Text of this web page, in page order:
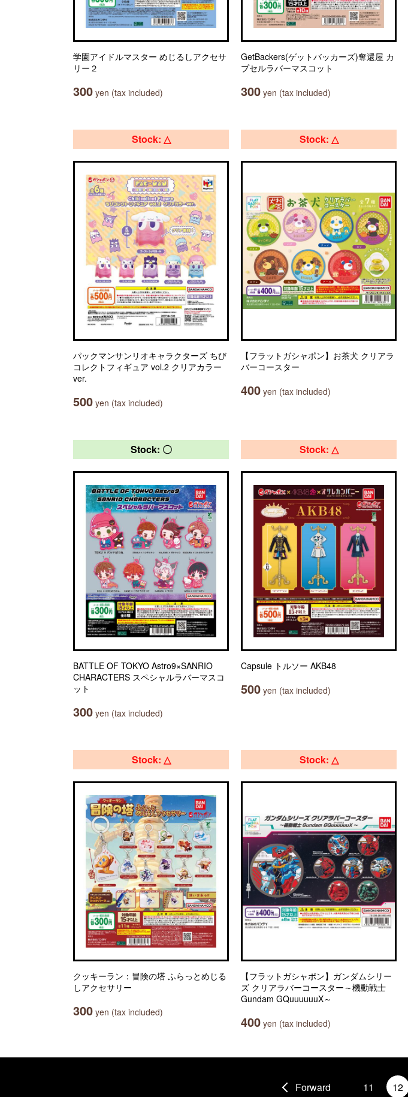
学園アイドルマスター めじるしアクセサ
リー２
300 yen (tax included)
GetBackers(ゲットバッカーズ)奪還屋 カ
プセルラバーマスコット
300 yen (tax included)
Stock: △
パックマンサンリオキャラクターズ ちび
コレクトフィギュア vol.2 クリアカラー
ver.
500 yen (tax included)
Stock: △
【フラットガシャポン】お茶犬 クリアラ
バーコースター
400 yen (tax included)
Stock: 〇
BATTLE OF TOKYO Astro9×SANRIO
CHARACTERS スペシャルラバーマスコ
ット
300 yen (tax included)
Stock: △
Capsule トルソー AKB48
500 yen (tax included)
Stock: △
クッキーラン：冒険の塔 ふらっとめじる
しアクセサリー
300 yen (tax included)
Stock: △
【フラットガシャポン】ガンダムシリー
ズ クリアラバーコースター～機動戦士
Gundam GQuuuuuuX～
400 yen (tax included)
Forward 11 12